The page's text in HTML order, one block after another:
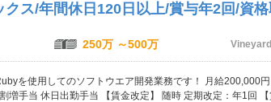
クス/年間休日120日以上/賞与年2回/資
250万 ～500万
を使用してのソフトウエア開発業務です！ 月給200,000
増手当 休日出勤手当 【賃金改定】 随時 定期改定：年1回